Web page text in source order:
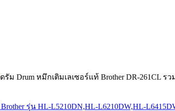
ดรัม Drum หมึกเติมเลเซอร์แท้ Brother DR-261CL ร